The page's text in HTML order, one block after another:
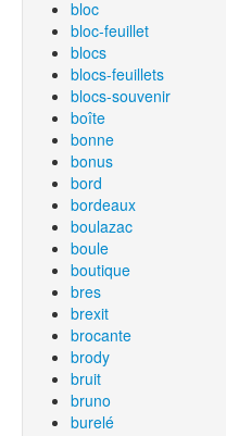
bloc
bloc-feuillet
blocs
blocs-feuillets
blocs-souvenir
boîte
bonne
bonus
bord
bordeaux
boulazac
boule
boutique
bres
brexit
brocante
brody
bruit
bruno
burelé